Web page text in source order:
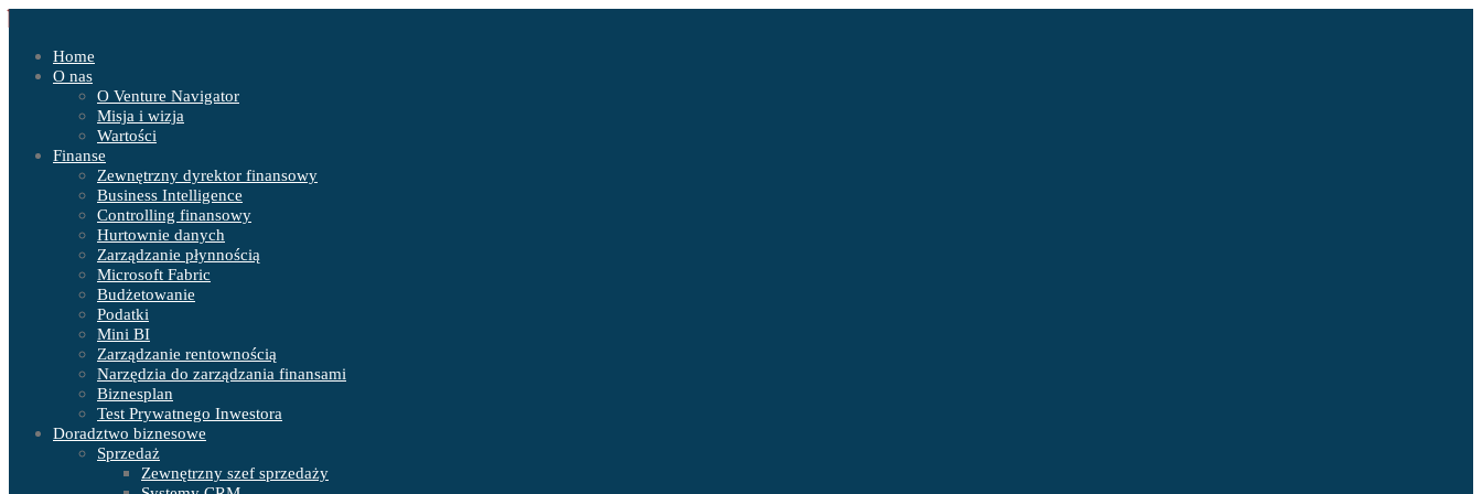
Home
O nas
O Venture Navigator
Misja i wizja
Wartości
Finanse
Zewnętrzny dyrektor finansowy
Business Intelligence
Controlling finansowy
Hurtownie danych
Zarządzanie płynnością
Microsoft Fabric
Budżetowanie
Podatki
Mini BI
Zarządzanie rentownością
Narzędzia do zarządzania finansami
Biznesplan
Test Prywatnego Inwestora
Doradztwo biznesowe
Sprzedaż
Zewnętrzny szef sprzedaży